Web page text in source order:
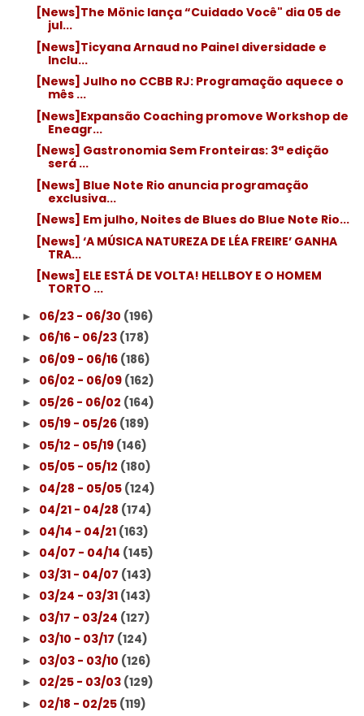
[News]The Mönic lança “Cuidado Você" dia 05 de
jul...
[News]Ticyana Arnaud no Painel diversidade e
Inclu...
[News] Julho no CCBB RJ: Programação aquece o
mês ...
[News]Expansão Coaching promove Workshop de
Eneagr...
[News] Gastronomia Sem Fronteiras: 3ª edição
será ...
[News] Blue Note Rio anuncia programação
exclusiva...
[News] Em julho, Noites de Blues do Blue Note Rio...
[News] ‘A MÚSICA NATUREZA DE LÉA FREIRE’ GANHA
TRA...
[News] ELE ESTÁ DE VOLTA! HELLBOY E O HOMEM
TORTO ...
► 06/23 - 06/30 (196)
► 06/16 - 06/23 (178)
► 06/09 - 06/16 (186)
► 06/02 - 06/09 (162)
► 05/26 - 06/02 (164)
► 05/19 - 05/26 (189)
► 05/12 - 05/19 (146)
► 05/05 - 05/12 (180)
► 04/28 - 05/05 (124)
► 04/21 - 04/28 (174)
► 04/14 - 04/21 (163)
► 04/07 - 04/14 (145)
► 03/31 - 04/07 (143)
► 03/24 - 03/31 (143)
► 03/17 - 03/24 (127)
► 03/10 - 03/17 (124)
► 03/03 - 03/10 (126)
► 02/25 - 03/03 (129)
► 02/18 - 02/25 (119)